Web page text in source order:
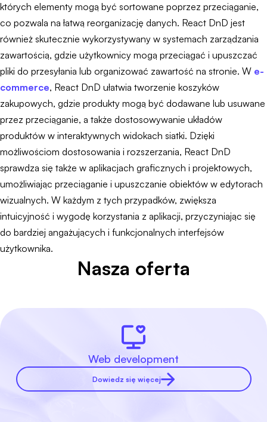
których elementy mogą być sortowane poprzez przeciąganie,
co pozwala na łatwą reorganizację danych. React DnD jest
również skutecznie wykorzystywany w systemach zarządzania
zawartością, gdzie użytkownicy mogą przeciągać i upuszczać
pliki do przesyłania lub organizować zawartość na stronie. W e-
commerce, React DnD ułatwia tworzenie koszyków
zakupowych, gdzie produkty mogą być dodawane lub usuwane
przez przeciąganie, a także dostosowywanie układów
produktów w interaktywnych widokach siatki. Dzięki
możliwościom dostosowania i rozszerzania, React DnD
sprawdza się także w aplikacjach graficznych i projektowych,
umożliwiając przeciąganie i upuszczanie obiektów w edytorach
wizualnych. W każdym z tych przypadków, zwiększa
intuicyjność i wygodę korzystania z aplikacji, przyczyniając się
do bardziej angażujących i funkcjonalnych interfejsów
użytkownika.
Nasza oferta
Web development
Dowiedz się więcej